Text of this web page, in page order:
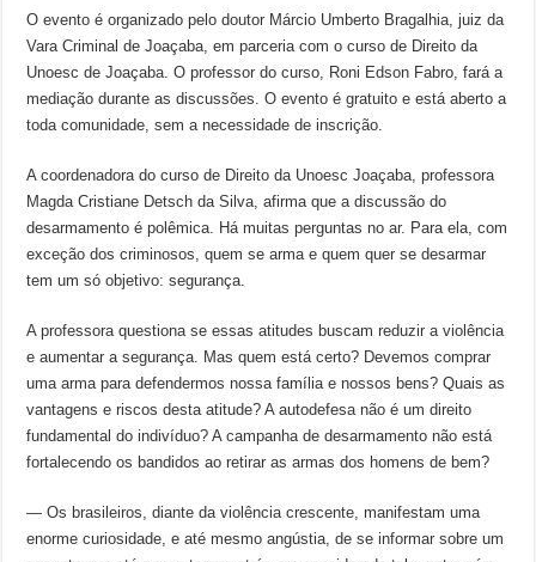
O evento é organizado pelo doutor Márcio Umberto Bragalhia, juiz da
Vara Criminal de Joaçaba, em parceria com o curso de Direito da
Unoesc de Joaçaba. O professor do curso, Roni Edson Fabro, fará a
mediação durante as discussões. O evento é gratuito e está aberto a
toda comunidade, sem a necessidade de inscrição.
A coordenadora do curso de Direito da Unoesc Joaçaba, professora
Magda Cristiane Detsch da Silva, afirma que a discussão do
desarmamento é polêmica. Há muitas perguntas no ar. Para ela, com
exceção dos criminosos, quem se arma e quem quer se desarmar
tem um só objetivo: segurança.
A professora questiona se essas atitudes buscam reduzir a violência
e aumentar a segurança. Mas quem está certo? Devemos comprar
uma arma para defendermos nossa família e nossos bens? Quais as
vantagens e riscos desta atitude? A autodefesa não é um direito
fundamental do indivíduo? A campanha de desarmamento não está
fortalecendo os bandidos ao retirar as armas dos homens de bem?
— Os brasileiros, diante da violência crescente, manifestam uma
enorme curiosidade, e até mesmo angústia, de se informar sobre um